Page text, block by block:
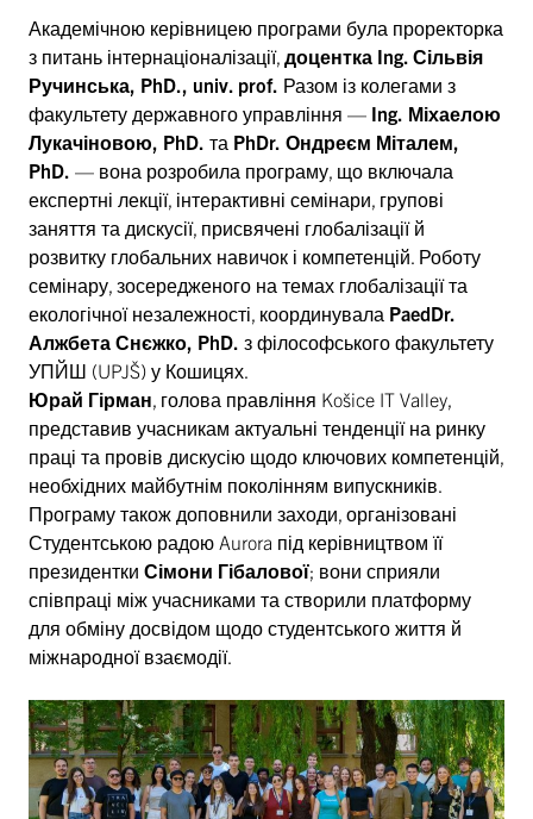
Академічною керівницею програми була проректорка
з питань інтернаціоналізації, доцентка Ing. Сільвія
Ручинська, PhD., univ. prof. Разом із колегами з
факультету державного управління — Ing. Міхаелою
Лукачіновою, PhD. та PhDr. Ондреєм Міталем,
PhD. — вона розробила програму, що включала
експертні лекції, інтерактивні семінари, групові
заняття та дискусії, присвячені глобалізації й
розвитку глобальних навичок і компетенцій. Роботу
семінару, зосередженого на темах глобалізації та
екологічної незалежності, координувала PaedDr.
Алжбета Снєжко, PhD. з філософського факультету
УПЙШ (UPJŠ) у Кошицях.
Юрай Гірман, голова правління Košice IT Valley,
представив учасникам актуальні тенденції на ринку
праці та провів дискусію щодо ключових компетенцій,
необхідних майбутнім поколінням випускників.
Програму також доповнили заходи, організовані
Студентською радою Aurora під керівництвом її
президентки Сімони Гібалової; вони сприяли
співпраці між учасниками та створили платформу
для обміну досвідом щодо студентського життя й
міжнародної взаємодії.